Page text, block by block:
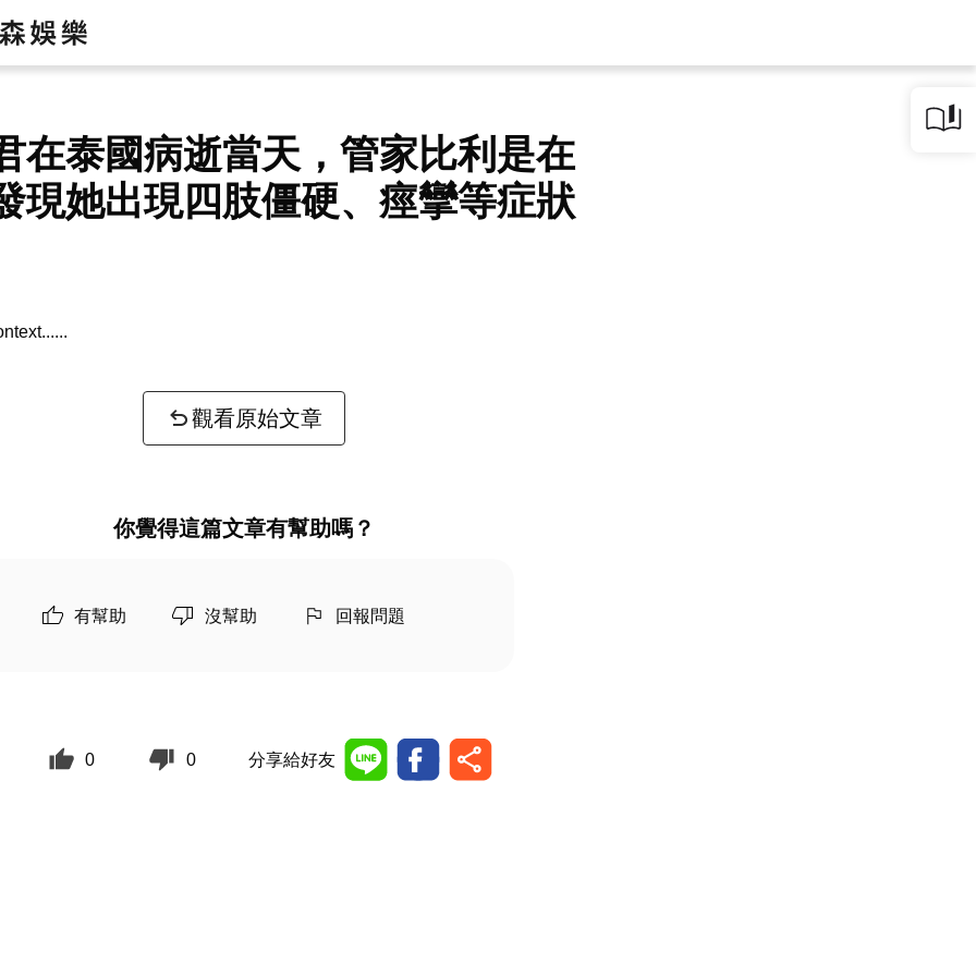
在泰國病逝當天，管家比利是在
現她出現四肢僵硬、痙攣等症狀
觀看原始文章
你覺得這篇文章有幫助嗎？
有幫助 沒幫助 回報問題
0 0 分享給好友